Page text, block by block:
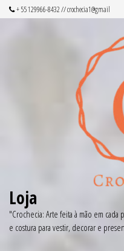
Pular+ 55 129966-8432 // crochecia1@gmail
Loja
"Crochecia: Arte feita à mão em
e costura para vestir, decorar e